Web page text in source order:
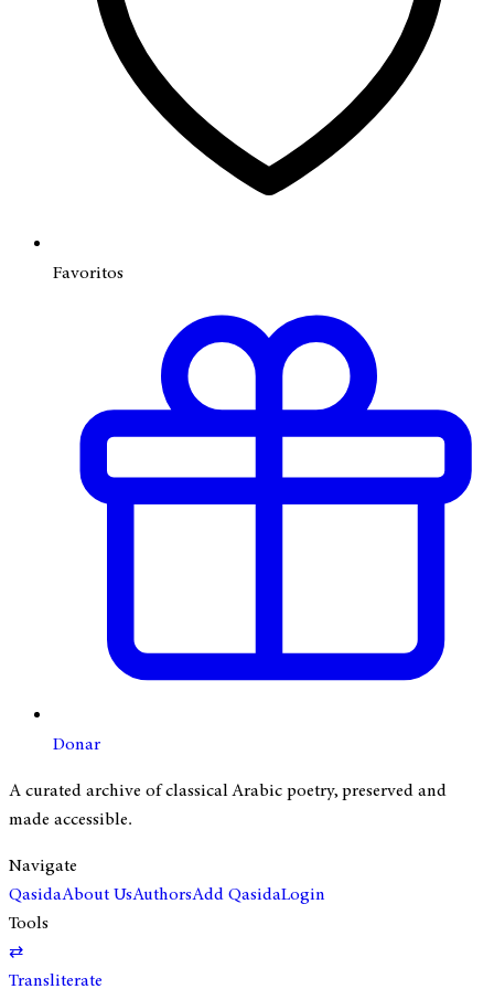
Favoritos
Donar
A curated archive of classical Arabic poetry, preserved and
made accessible.
Navigate
QasidaAbout UsAuthorsAdd QasidaLogin
Tools
⇄
Transliterate